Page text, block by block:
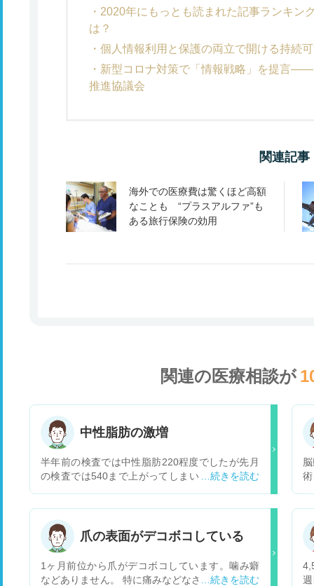
2020年にもっとも読まれた記事ランキン
は？
個人情報利用と保護の両立で開ける持続
新型コロナ対策で「情報戦略」を提言
推進協議会
関連記事
海外での医療費は驚くほど高額
なことも “プラスアルファ”も
ある旅行保険の効用
関連の医療相談が
中性脂肪の激増
半年前の検査では中性脂肪220程度でしたが先月
の検査では540まで上がってしまいました。すぐ
現在は週に2回程度60分の速足の散歩、魚中心の
食事、EPA・DHAサプリメントの摂取は実行して
います。
爪の表面がデコボコしている
1ヶ月前位から爪がデコボコしています。噛み癖
などありません。 特に痛みなどなさそうです。 2